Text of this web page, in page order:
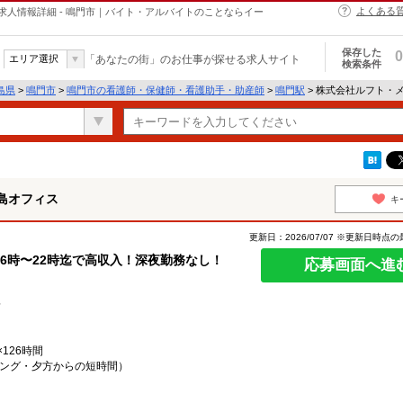
情報詳細 - 鳴門市｜バイト・アルバイトのことならイー よくある
エリア選択 「あなたの街」のお仕事が探せる求人サイト
保存した
検索条件
0
県 > 鳴門市 > 鳴門市の看護師・保健師・看護助手・助産師 > 鳴門駅 > 株式会社ルフト・
オフィス キ
〜22時迄で高収入！深夜勤務なし！
更新日：2026/07/07 ※更新日時点の
応募画面へ進
時間
グ・夕方からの短時間）